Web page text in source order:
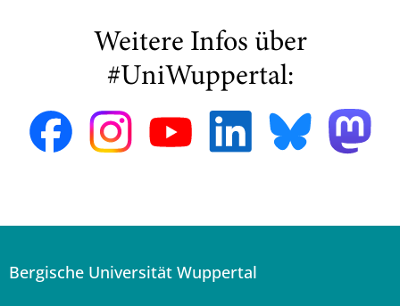
Weitere Infos über
#UniWuppertal:
Bergische Universität Wuppertal